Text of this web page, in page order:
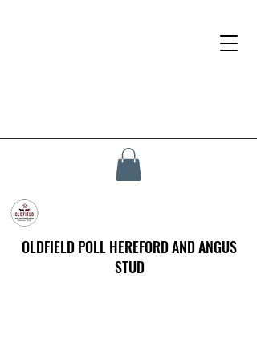
OLDFIELD POLL HEREFORD AND ANGUS
STUD